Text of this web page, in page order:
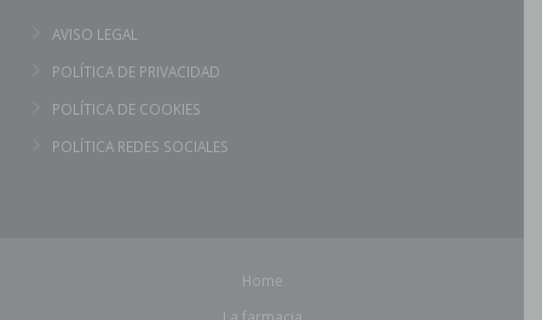
AVISO LEGAL
POLÍTICA DE PRIVACIDAD
POLÍTICA DE COOKIES
POLÍTICA REDES SOCIALES
Home